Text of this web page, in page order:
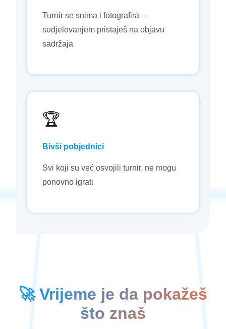
Turnir se snima i fotografira –
sudjelovanjem pristaješ na objavu
sadržaja
🏆
Bivši pobjednici
Svi koji su već osvojili turnir, ne mogu
ponovno igrati
🚀 Vrijeme je da pokažeš
što znaš